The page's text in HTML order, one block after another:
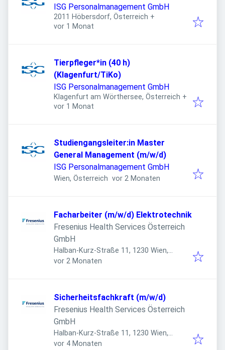
ISG Personalmanagement GmbH
2011 Höbersdorf, Österreich +
Veröffentlicht
vor 1 Monat
Tierpfleger*in (40 h)
(Klagenfurt/TiKo)
ISG Personalmanagement GmbH
Klagenfurt am Wörthersee, Österreich +
Veröffentlicht
vor 1 Monat
Studiengangsleiter:in Master
General Management (m/w/d)
ISG Personalmanagement GmbH
Wien, Österreich Veröffentlicht:
vor 2 Monaten
Facharbeiter (m/w/d) Elektrotechnik
Fresenius Health Services Österreich
GmbH
Halban-Kurz-Straße 11, 1230 Wien,
Österreich
Veröffentlicht:
vor 2 Monaten
Sicherheitsfachkraft (m/w/d)
Fresenius Health Services Österreich
GmbH
Halban-Kurz-Straße 11, 1230 Wien,
Österreich
Veröffentlicht:
vor 4 Monaten